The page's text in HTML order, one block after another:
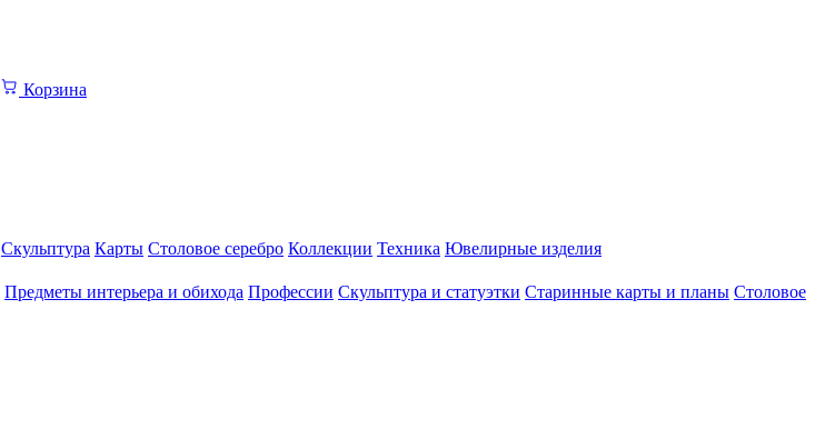
Корзина
Скульптура Карты Столовое серебро Коллекции Техника Ювелирные изделия
Предметы интерьера и обихода Профессии Скульптура и статуэтки Старинные карты и планы Столовое